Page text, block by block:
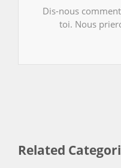
Dis-nous
toi. Nous
Related